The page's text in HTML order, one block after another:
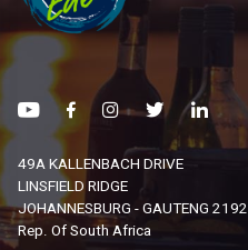
49A KALLENBACH DRIVE
LINSFIELD RIDGE
JOHANNESBURG - GAUTENG 2192
Rep. Of South Africa